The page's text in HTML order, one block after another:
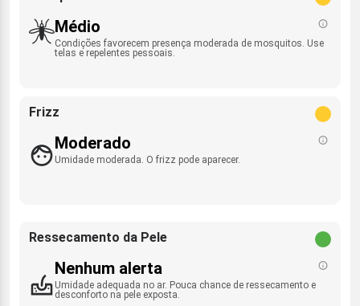
Médio
Condições favorecem presença moderada de mosquitos. Use
telas e repelentes pessoais.
Frizz
Moderado
Umidade moderada. O frizz pode aparecer.
Ressecamento da Pele
Nenhum alerta
Umidade adequada no ar. Pouca chance de ressecamento e
desconforto na pele exposta.